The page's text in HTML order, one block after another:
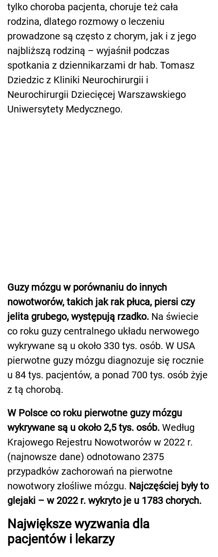
tylko choroba pacjenta, choruje też cała
rodzina, dlatego rozmowy o leczeniu
prowadzone są często z chorym, jak i z jego
najbliższą rodziną – wyjaśnił podczas
spotkania z dziennikarzami dr hab. Tomasz
Dziedzic z Kliniki Neurochirurgii i
Neurochirurgii Dziecięcej Warszawskiego
Uniwersytety Medycznego.
Guzy mózgu w porównaniu do innych
nowotworów, takich jak rak płuca, piersi czy
jelita grubego, występują rzadko. Na świecie
co roku guzy centralnego układu nerwowego
wykrywane są u około 330 tys. osób. W USA
pierwotne guzy mózgu diagnozuje się rocznie
u 84 tys. pacjentów, a ponad 700 tys. osób żyje
z tą chorobą.
W Polsce co roku pierwotne guzy mózgu
wykrywane są u około 2,5 tys. osób. Według
Krajowego Rejestru Nowotworów w 2022 r.
(najnowsze dane) odnotowano 2375
przypadków zachorowań na pierwotne
nowotwory złośliwe mózgu. Najczęściej były to
glejaki – w 2022 r. wykryto je u 1783 chorych.
Największe wyzwania dla
pacjentów i lekarzy